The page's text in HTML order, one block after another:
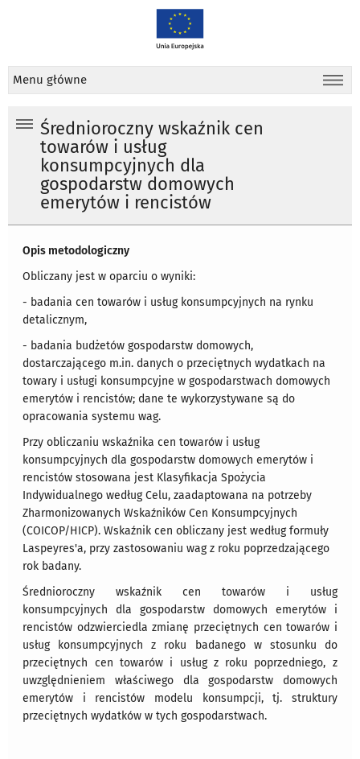
Menu główne
Średnioroczny wskaźnik cen
towarów i usług
konsumpcyjnych dla
gospodarstw domowych
emerytów i rencistów
Opis metodologiczny
Obliczany jest w oparciu o wyniki:
- badania cen towarów i usług konsumpcyjnych na rynku
detalicznym,
- badania budżetów gospodarstw domowych,
dostarczającego m.in. danych o przeciętnych wydatkach na
towary i usługi konsumpcyjne w gospodarstwach domowych
emerytów i rencistów; dane te wykorzystywane są do
opracowania systemu wag.
Przy obliczaniu wskaźnika cen towarów i usług
konsumpcyjnych dla gospodarstw domowych emerytów i
rencistów stosowana jest Klasyfikacja Spożycia
Indywidualnego według Celu, zaadaptowana na potrzeby
Zharmonizowanych Wskaźników Cen Konsumpcyjnych
(COICOP/HICP). Wskaźnik cen obliczany jest według formuły
Laspeyres'a, przy zastosowaniu wag z roku poprzedzającego
rok badany.
Średnioroczny wskaźnik cen towarów i usług
konsumpcyjnych dla gospodarstw domowych emerytów i
rencistów odzwierciedla zmianę przeciętnych cen towarów i
usług konsumpcyjnych z roku badanego w stosunku do
przeciętnych cen towarów i usług z roku poprzedniego, z
uwzględnieniem właściwego dla gospodarstw domowych
emerytów i rencistów modelu konsumpcji, tj. struktury
przeciętnych wydatków w tych gospodarstwach.